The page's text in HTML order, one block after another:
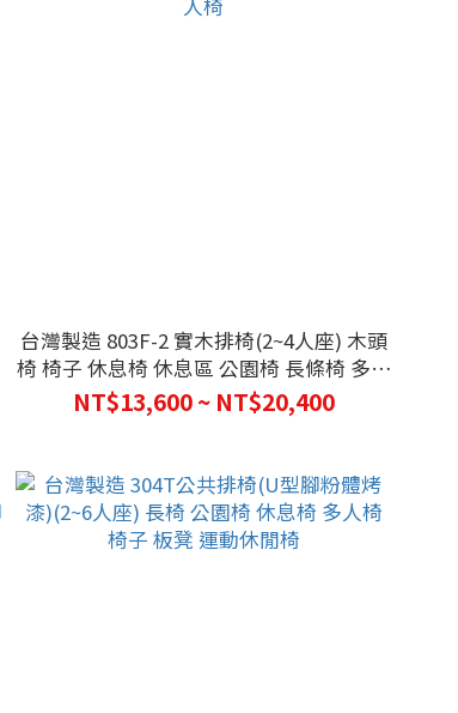
台灣製造 803F-2 實木排椅(2~4人座) 木頭
椅 椅子 休息椅 休息區 公園椅 長條椅 多人
椅
NT$13,600 ~ NT$20,400